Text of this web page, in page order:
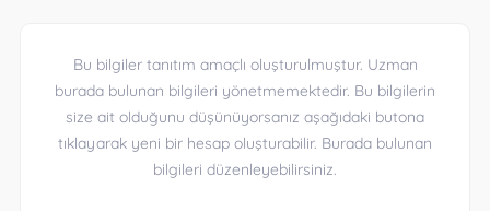
Bu bilgiler tanıtım amaçlı oluşturulmuştur. Uzman
burada bulunan bilgileri yönetmemektedir. Bu bilgilerin
size ait olduğunu düşünüyorsanız aşağıdaki butona
tıklayarak yeni bir hesap oluşturabilir. Burada bulunan
bilgileri düzenleyebilirsiniz.